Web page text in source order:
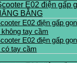
BẰNG
tay cầm
tay cầm